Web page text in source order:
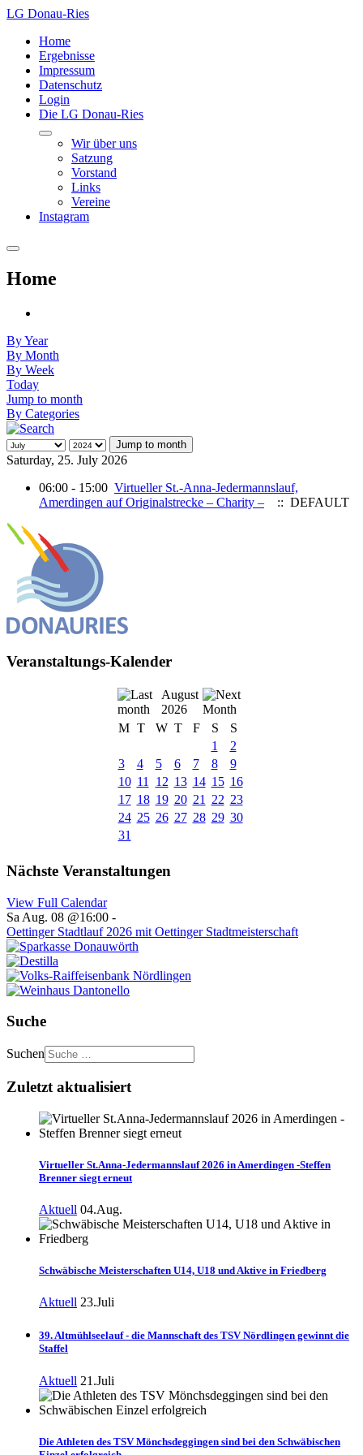
LG Donau-Ries
Home
Ergebnisse
Impressum
Datenschutz
Login
Die LG Donau-Ries
Wir über uns
Satzung
Vorstand
Links
Vereine
Instagram
Home
By Year
By Month
By Week
Today
Jump to month
By Categories
Jump to month
Saturday, 25. July 2026
06:00 - 15:00 Virtueller St.-Anna-Jedermannslauf,
Amerdingen auf Originalstrecke – Charity –
:: DEFAULT
Veranstaltungs-Kalender
August
2026
M T W T F S
S
1
2
3
4 5 6 7 8
9
10 11 12 13 14 15 16
17 18 19 20 21 22 23
24 25 26 27 28 29 30
31
Nächste Veranstaltungen
View Full Calendar
Sa Aug. 08 @16:00 -
Oettinger Stadtlauf 2026 mit Oettinger Stadtmeisterschaft
Suche
Suchen
Zuletzt aktualisiert
Virtueller St.Anna-Jedermannslauf 2026 in Amerdingen -Steffen
Brenner siegt erneut
Aktuell 04.Aug.
Schwäbische Meisterschaften U14, U18 und Aktive in Friedberg
Aktuell 23.Juli
39. Altmühlseelauf - die Mannschaft des TSV Nördlingen gewinnt die
Staffel
Aktuell 21.Juli
Die Athleten des TSV Mönchsdeggingen sind bei den Schwäbischen